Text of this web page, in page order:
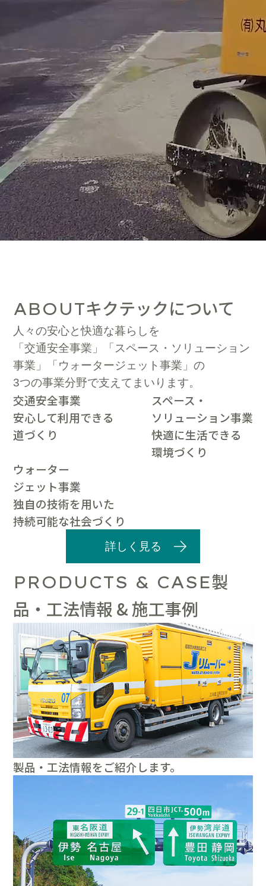
ABOUTキクテックについて
人々の安心と快適な暮らしを
「交通安全事業」「スペース・ソリューション
事業」「ウォータージェット事業」の
3つの事業分野で支えてまいります。
交通安全事業
安心して利用できる
道づくり
スペース・
ソリューション事業
快適に生活できる
環境づくり
ウォーター
ジェット事業
独自の技術を用いた
持続可能な社会づくり
詳しく見る
PRODUCTS & CASE製
品・工法情報 & 施工事例
製品・工法情報をご紹介します。